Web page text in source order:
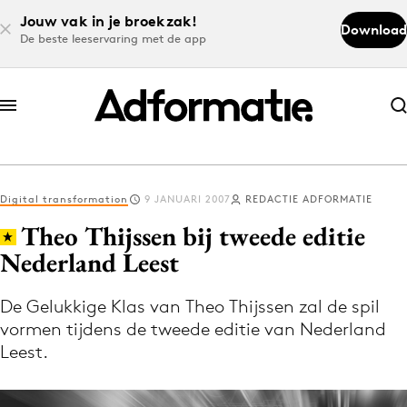
Jouw vak in je broekzak!
De beste leeservaring met de app
Download
Abonneer nu
Abonneer nu
Log in
Volg het laatste nieuws via de Adformatie
Nieuws app
Digital transformation 9 JANUARI 2007 REDACTIE ADFORMATIE
Theo Thijssen bij tweede editie
Nederland Leest
De Gelukkige Klas van Theo Thijssen zal de spil
vormen tijdens de tweede editie van Nederland
Leest.